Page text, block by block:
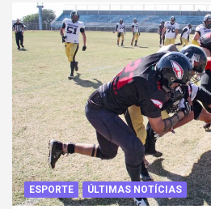
ESPORTE ÚLTIMAS NOTÍCIAS